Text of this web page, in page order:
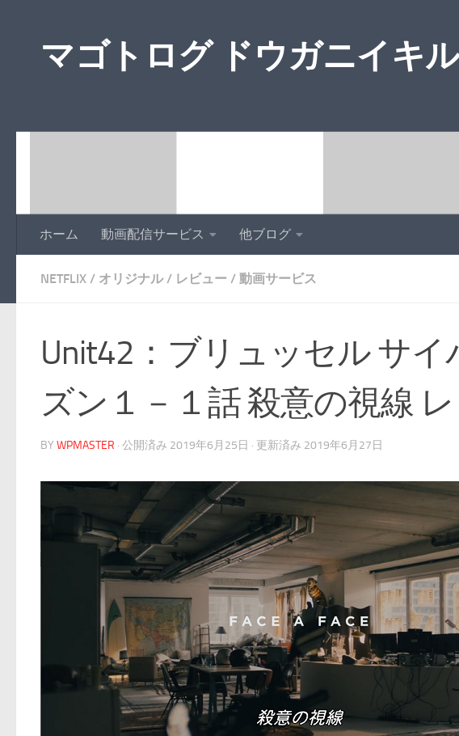
マゴトログ ドウガニイキル
ホーム 動画配信サービス 他ブログ
NETFLIX / オリジナル / レビュー / 動画サービス
Unit42：ブリュッセル サイ
ズン１－１話 殺意の視線
BY WPMASTER · 公開済み 2019年6月25日 · 更新済み 2019年6月27日